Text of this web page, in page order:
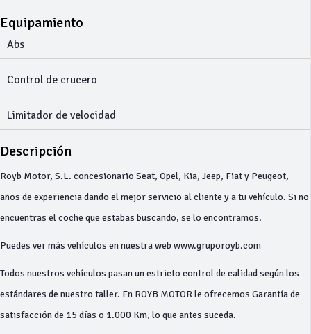
Equipamiento
Abs
Control de crucero
Limitador de velocidad
Descripción
Royb Motor, S.L. concesionario Seat, Opel, Kia, Jeep, Fiat y Peugeot,
años de experiencia dando el mejor servicio al cliente y a tu vehículo. Si no
encuentras el coche que estabas buscando, se lo encontramos.
Puedes ver más vehículos en nuestra web www.gruporoyb.com
Todos nuestros vehículos pasan un estricto control de calidad según los
estándares de nuestro taller. En ROYB MOTOR le ofrecemos Garantía de
satisfacción de 15 días o 1.000 Km, lo que antes suceda.